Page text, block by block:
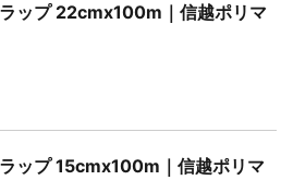
ップ 22cmx100m｜信越ポリマ
ップ 15cmx100m｜信越ポリマ